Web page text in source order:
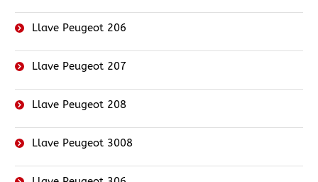
Llave Peugeot 206
Llave Peugeot 207
Llave Peugeot 208
Llave Peugeot 3008